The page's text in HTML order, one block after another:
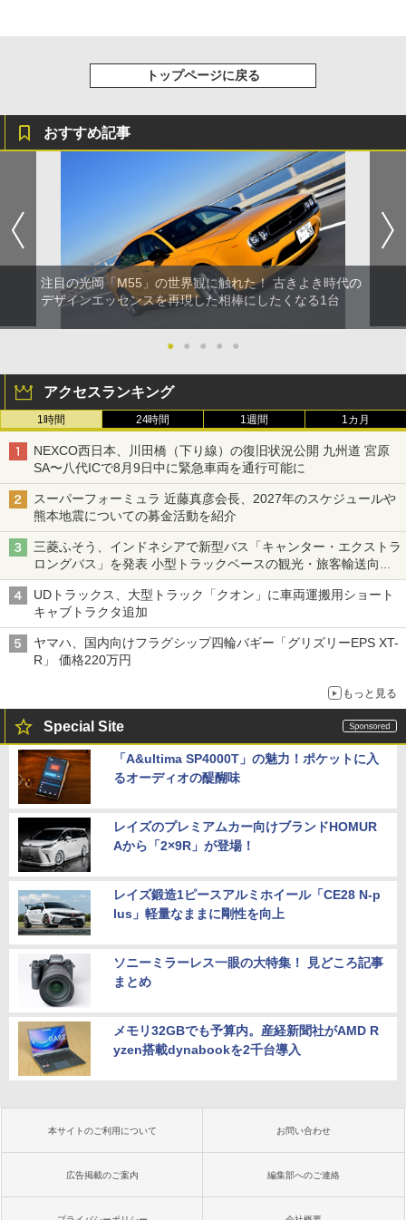
トップページに戻る
おすすめ記事
注目の光岡「M55」の世界観に触れた！ 古きよき時代の
デザインエッセンスを再現した相棒にしたくなる1台
● ● ● ● ●
アクセスランキング
1時間 24時間 1週間 1カ月
NEXCO西日本、川田橋（下り線）の復旧状況公開 九州道 宮原
SA〜八代ICで8月9日中に緊急車両を通行可能に
スーパーフォーミュラ 近藤真彦会長、2027年のスケジュールや
熊本地震についての募金活動を紹介
三菱ふそう、インドネシアで新型バス「キャンター・エクストラ
ロングバス」を発表 小型トラックベースの観光・旅客輸送向け
バス
UDトラックス、大型トラック「クオン」に車両運搬用ショート
キャブトラクタ追加
ヤマハ、国内向けフラグシップ四輪バギー「グリズリーEPS XT-
R」 価格220万円
もっと見る
Special Site
「A&ultima SP4000T」の魅力！ポケットに入
るオーディオの醍醐味
レイズのプレミアムカー向けブランドHOMUR
Aから「2×9R」が登場！
レイズ鍛造1ピースアルミホイール「CE28 N-p
lus」軽量なままに剛性を向上
ソニーミラーレス一眼の大特集！ 見どころ記事
まとめ
メモリ32GBでも予算内。産経新聞社がAMD R
yzen搭載dynabookを2千台導入
本サイトのご利用について お問い合わせ
広告掲載のご案内 編集部へのご連絡